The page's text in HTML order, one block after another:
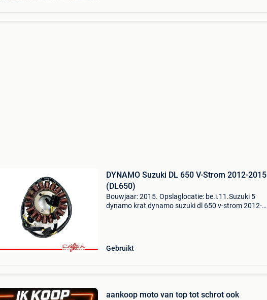
DYNAMO Suzuki DL 650 V-Strom 2012-2015
(DL650)
Bouwjaar: 2015. Opslaglocatie: be.i.11.Suzuki 5
dynamo krat dynamo suzuki dl 650 v-strom 2012-
Gebruikt
aankoop moto van top tot schrot ook